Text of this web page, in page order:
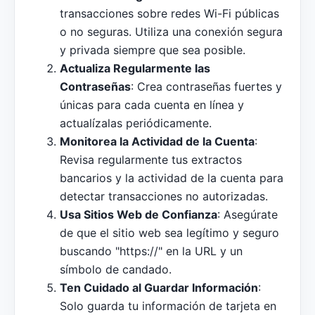
transacciones sobre redes Wi-Fi públicas
o no seguras. Utiliza una conexión segura
y privada siempre que sea posible.
Actualiza Regularmente las
Contraseñas: Crea contraseñas fuertes y
únicas para cada cuenta en línea y
actualízalas periódicamente.
Monitorea la Actividad de la Cuenta:
Revisa regularmente tus extractos
bancarios y la actividad de la cuenta para
detectar transacciones no autorizadas.
Usa Sitios Web de Confianza: Asegúrate
de que el sitio web sea legítimo y seguro
buscando "https://" en la URL y un
símbolo de candado.
Ten Cuidado al Guardar Información:
Solo guarda tu información de tarjeta en